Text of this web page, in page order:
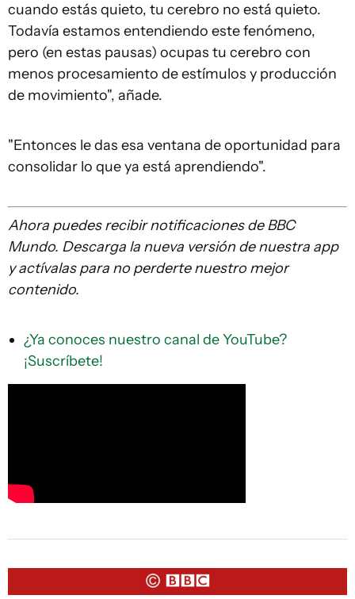
cuando estás quieto, tu cerebro no está quieto.
Todavía estamos entendiendo este fenómeno,
pero (en estas pausas) ocupas tu cerebro con
menos procesamiento de estímulos y producción
de movimiento", añade.
"Entonces le das esa ventana de oportunidad para
consolidar lo que ya está aprendiendo".
Ahora puedes recibir notificaciones de BBC
Mundo. Descarga la nueva versión de nuestra app
y actívalas para no perderte nuestro mejor
contenido.
¿Ya conoces nuestro canal de YouTube?
¡Suscríbete!